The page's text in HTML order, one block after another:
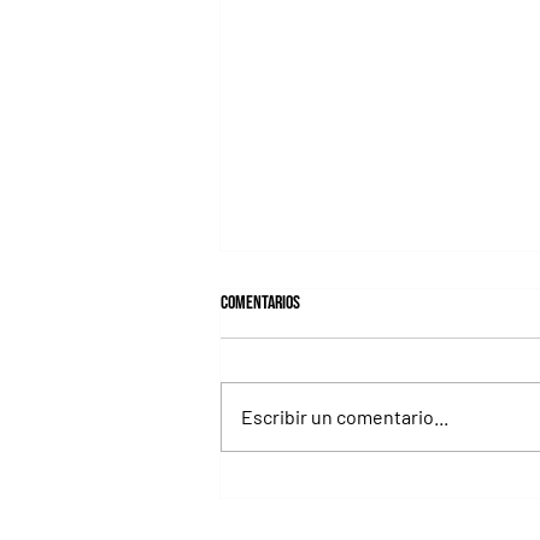
Comentarios
Escribir un comentario...